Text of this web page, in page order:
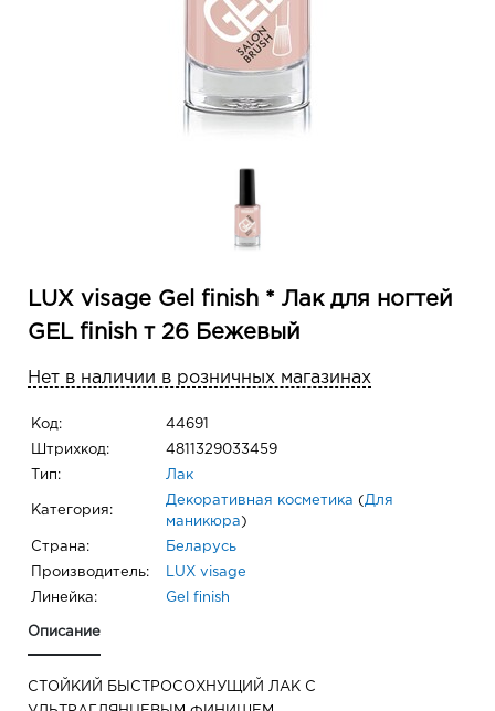
LUX visage Gel finish * Лак для ногтей
GEL finish т 26 Бежевый
Нет в наличии в розничных магазинах
Код: 44691
Штрихкод: 4811329033459
Тип: Лак
Категория:
Декоративная косметика ( Для
маникюра )
Страна: Беларусь
Производитель: LUX visage
Линейка: Gel finish
Описание
СТОЙКИЙ БЫСТРОСОХНУЩИЙ ЛАК С